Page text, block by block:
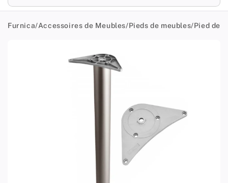
Furnica/Accessoires de Meubles/Pieds de meubles/Pied de